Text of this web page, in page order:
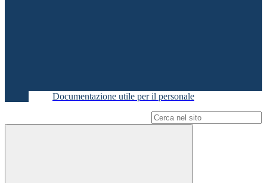
Documentazione utile per il personale